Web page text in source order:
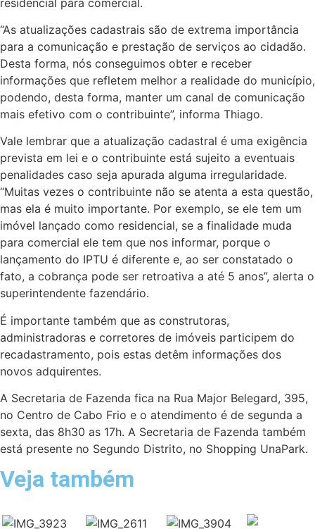
“As atualizações cadastrais são de extrema importância
para a comunicação e prestação de serviços ao cidadão.
Desta forma, nós conseguimos obter e receber
informações que refletem melhor a realidade do município,
podendo, desta forma, manter um canal de comunicação
mais efetivo com o contribuinte”, informa Thiago.
Vale lembrar que a atualização cadastral é uma exigência
prevista em lei e o contribuinte está sujeito a eventuais
penalidades caso seja apurada alguma irregularidade.
“Muitas vezes o contribuinte não se atenta a esta questão,
mas ela é muito importante. Por exemplo, se ele tem um
imóvel lançado como residencial, se a finalidade muda
para comercial ele tem que nos informar, porque o
lançamento do IPTU é diferente e, ao ser constatado o
fato, a cobrança pode ser retroativa a até 5 anos”, alerta o
superintendente fazendário.
É importante também que as construtoras,
administradoras e corretores de imóveis participem do
recadastramento, pois estas detêm informações dos
novos adquirentes.
A Secretaria de Fazenda fica na Rua Major Belegard, 395,
no Centro de Cabo Frio e o atendimento é de segunda a
sexta, das 8h30 as 17h. A Secretaria de Fazenda também
está presente no Segundo Distrito, no Shopping UnaPark.
Veja também